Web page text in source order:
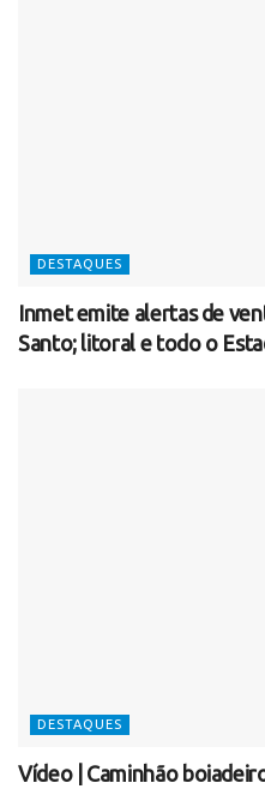
DESTAQUES
Inmet emite alertas de
Santo; litoral e todo o
DESTAQUES
Vídeo | Caminhão